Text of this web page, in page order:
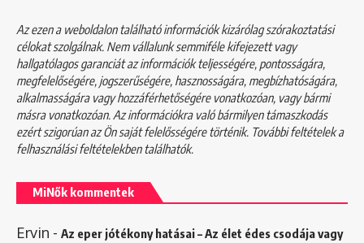
Az ezen a weboldalon található információk kizárólag szórakoztatási
célokat szolgálnak. Nem vállalunk semmiféle kifejezett vagy
hallgatólagos garanciát az információk teljességére, pontosságára,
megfelelőségére, jogszerűségére, hasznosságára, megbízhatóságára,
alkalmasságára vagy hozzáférhetőségére vonatkozóan, vagy bármi
másra vonatkozóan. Az információkra való bármilyen támaszkodás
ezért szigorúan az Ön saját felelősségére történik. További feltételek a
felhasználási feltételekbentalálhatók.
MiNők kommentek
Ervin - Az eper jótékony hatásai – Az élet édes csodája vagy